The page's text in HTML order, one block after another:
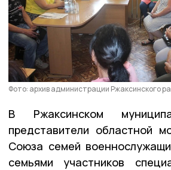
Фото: архив администрации Ржаксинского
В Ржаксинском
представители областной
Союза семей
семьями участников